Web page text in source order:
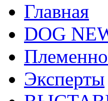
Главная
DOG
Эксперты